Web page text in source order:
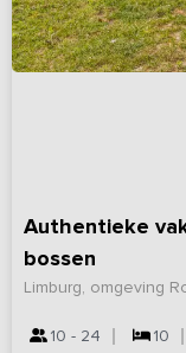
Authentieke
bossen
Limburg, omgeving
10 - 24 10